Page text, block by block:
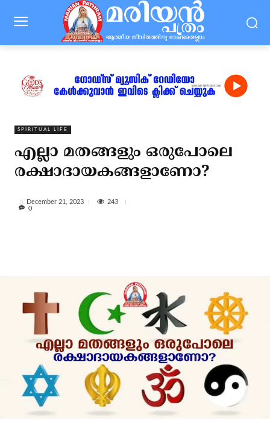
SPIRITUAL LIFE
എല്ലാ മതങ്ങളും ഒരുപോലെ
രക്ഷാദായകങ്ങളാണോ?
December 21, 2023
243
0